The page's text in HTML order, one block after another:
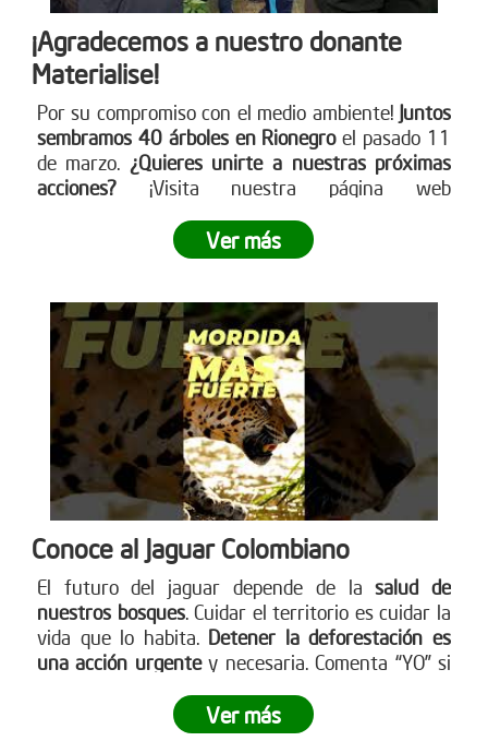
¡Agradecemos a nuestro donante
Materialise!
Por su compromiso con el medio ambiente! Juntos
sembramos 40 árboles en Rionegroel pasado 11
de marzo. ¿Quieres unirte a nuestras próximas
acciones?¡Visita nuestra página web
Ver más
Conoce al Jaguar Colombiano
El futuro del jaguar depende de lasalud de
nuestros bosques. Cuidar el territorio es cuidar la
vida que lo habita.Detener la deforestación es
una acción urgentey necesaria. Comenta “YO” si
www.reddearboles.orgVer más